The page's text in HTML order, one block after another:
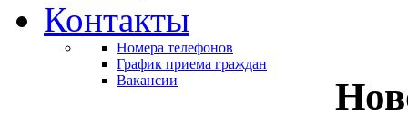
Контакты
Номера телефонов
График приема граждан
Вакансии